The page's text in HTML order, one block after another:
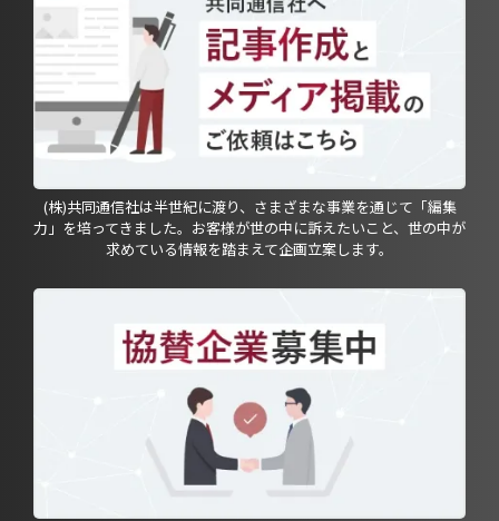
(株)共同通信社は半世紀に渡り、さまざまな事業を通じて「編集
力」を培ってきました。お客様が世の中に訴えたいこと、世の中が
求めている情報を踏まえて企画立案します。